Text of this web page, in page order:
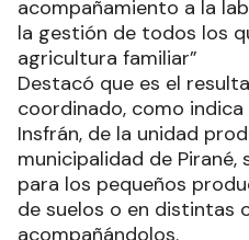
acompañamiento a la
la gestión de todos los
agricultura familiar”
Destacó que es el
coordinado, como
Insfrán, de la unidad
municipalidad de
para los pequeños
de suelos o en distintas
acompañándolos.